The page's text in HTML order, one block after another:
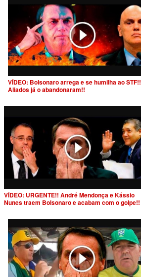
VÍDEO: Bolsonaro arrega e se humilha ao STF!!
Aliados já o abandonaram!!
VÍDEO: URGENTE!! André Mendonça e Kássio
Nunes traem Bolsonaro e acabam com o golpe!!